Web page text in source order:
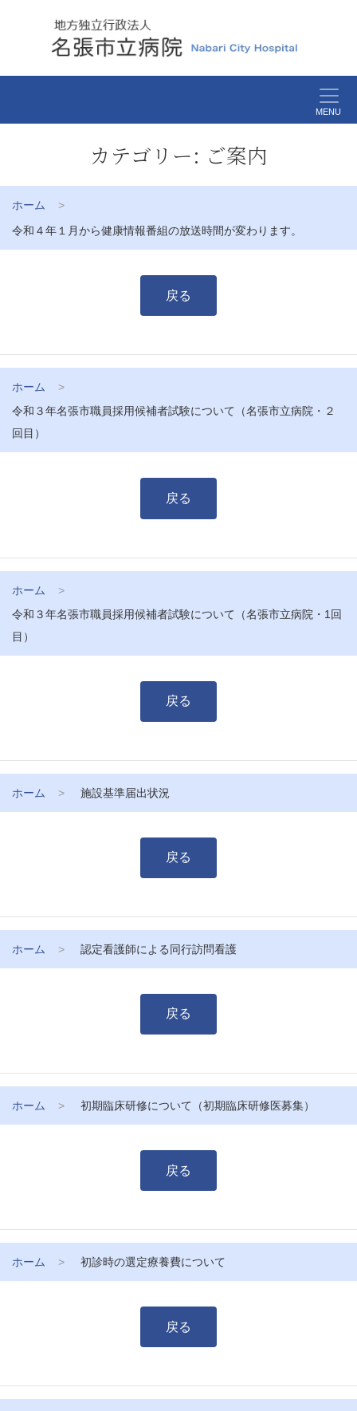
MENU
カテゴリー: ご案内
ホーム
令和４年１月から健康情報番組の放送時間が変わります。
戻る
ホーム
令和３年名張市職員採用候補者試験について（名張市立病院・２
回目）
戻る
ホーム
令和３年名張市職員採用候補者試験について（名張市立病院・1回
目）
戻る
ホーム 施設基準届出状況
戻る
ホーム 認定看護師による同行訪問看護
戻る
ホーム 初期臨床研修について（初期臨床研修医募集）
戻る
ホーム 初診時の選定療養費について
戻る